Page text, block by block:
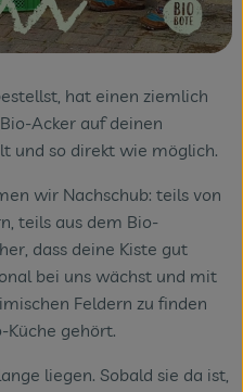
hat einen ziemlich
Acker auf deinen
und so direkt wie möglich.
wir Nachschub: teils von
teils aus dem Bio-
dass deine Kiste gut
bei uns wächst und mit
Feldern zu finden
Küche gehört.
liegen. Sobald sie da ist,